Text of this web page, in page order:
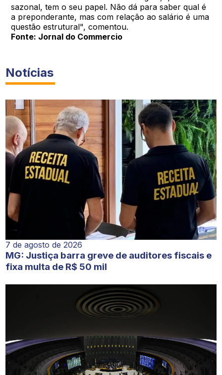
sazonal, tem o seu papel. Não dá para saber qual é
a preponderante, mas com relação ao salário é uma
questão estrutural", comentou.
Fonte: Jornal do Commercio
Notícias
7 de agosto de 2026
MG: Justiça barra greve de auditores fiscais e
fixa multa de R$ 50 mil